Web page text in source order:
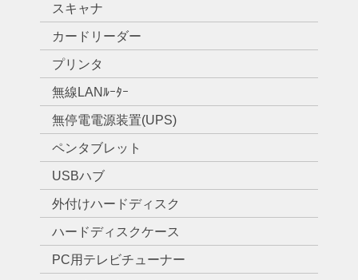
スキャナ
カードリーダー
プリンタ
無線LANﾙｰﾀｰ
無停電電源装置(UPS)
ペンタブレット
USBハブ
外付けハードディスク
ハードディスクケース
PC用テレビチューナー